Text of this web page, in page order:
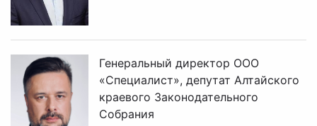
Генеральный директор ООО
«Специалист», депутат Алтайского
краевого Законодательного
Собрания